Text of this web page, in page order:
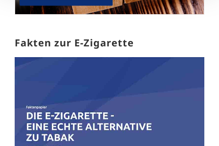
Fakten zur E-Zigarette